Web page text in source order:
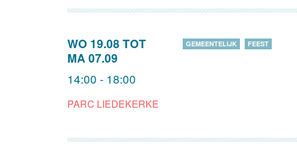
WO 19.08 TOT
MA 07.09
14:00 - 18:00
PARC LIEDEKERKE
GEMEENTELIJK FEEST